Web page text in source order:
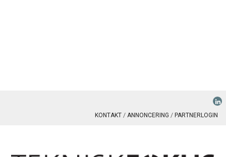
KONTAKT ANNONCERING PARTNERLOGIN